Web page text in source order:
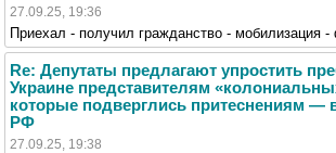
27.09.25, 19:36
Приехал - получил гражданство - мобилизация -
Re: Депутаты предлагают упростить
Украине представителям
которые подверглись притеснениям —
РФ
27.09.25, 19:38